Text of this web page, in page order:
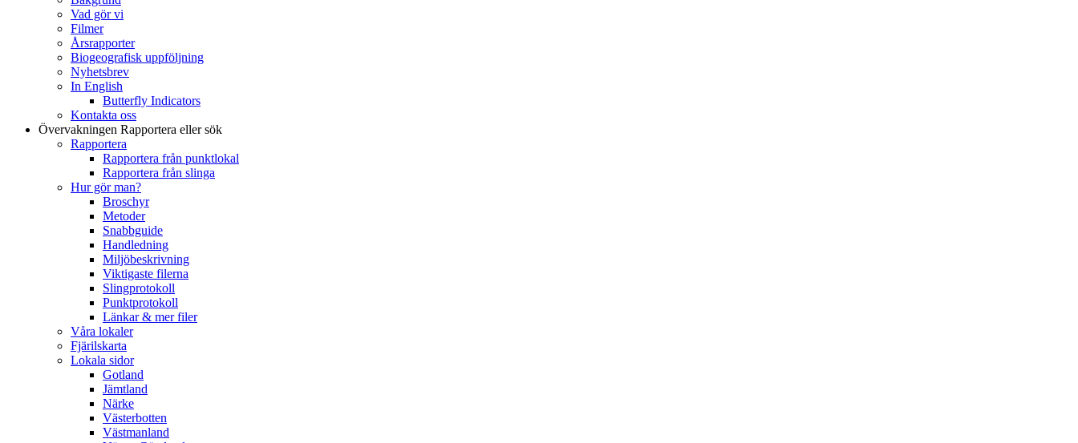
Vad gör vi
Filmer
Årsrapporter
Biogeografisk uppföljning
Nyhetsbrev
In English
Butterfly Indicators
Kontakta oss
Övervakningen Rapportera eller sök
Rapportera
Rapportera från punktlokal
Rapportera från slinga
Hur gör man?
Broschyr
Metoder
Snabbguide
Handledning
Miljöbeskrivning
Viktigaste filerna
Slingprotokoll
Punktprotokoll
Länkar & mer filer
Våra lokaler
Fjärilskarta
Lokala sidor
Gotland
Jämtland
Närke
Västerbotten
Västmanland